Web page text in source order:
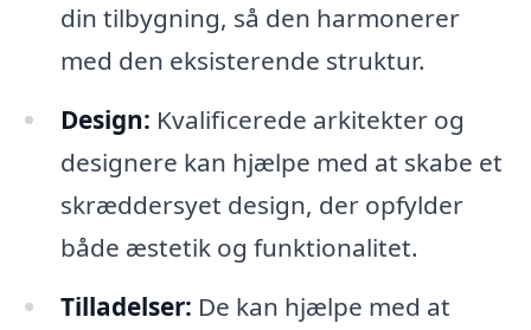
din tilbygning, så den harmonerer
med den eksisterende struktur.
Design: Kvalificerede arkitekter og
designere kan hjælpe med at skabe et
skræddersyet design, der opfylder
både æstetik og funktionalitet.
Tilladelser: De kan hjælpe med at